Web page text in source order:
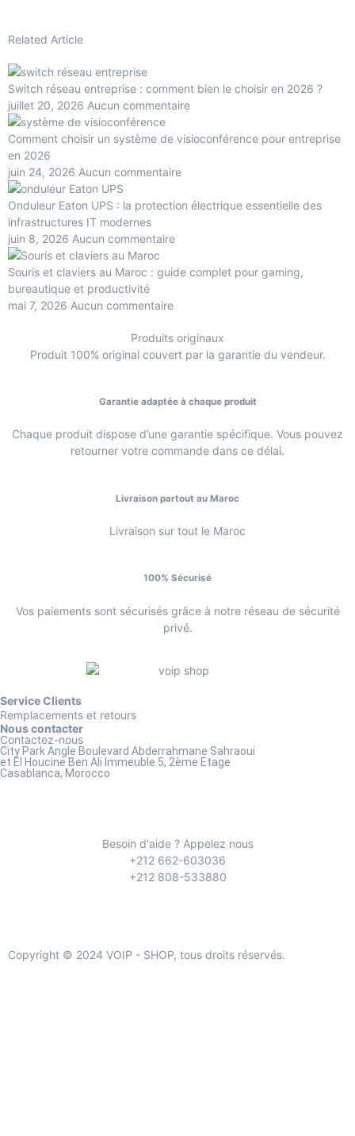
Related Article
Switch réseau entreprise : comment bien le choisir en 2026 ?
juillet 20, 2026 Aucun commentaire
Comment choisir un système de visioconférence pour entreprise
en 2026
juin 24, 2026 Aucun commentaire
Onduleur Eaton UPS : la protection électrique essentielle des
infrastructures IT modernes
juin 8, 2026 Aucun commentaire
Souris et claviers au Maroc : guide complet pour gaming,
bureautique et productivité
mai 7, 2026 Aucun commentaire
Produits originaux
Produit 100% original couvert par la garantie du vendeur.
Garantie adaptée à chaque produit
Chaque produit dispose d’une garantie spécifique. Vous pouvez
retourner votre commande dans ce délai.
Livraison partout au Maroc
Livraison sur tout le Maroc
100% Sécurisé
Vos paiements sont sécurisés grâce à notre réseau de sécurité
privé.
Service Clients
Remplacements et retours
Nous contacter
Contactez-nous
City Park Angle Boulevard Abderrahmane Sahraoui
et El Houcine Ben Ali Immeuble 5, 2ème Etage
Casablanca, Morocco
Besoin d'aide ? Appelez nous
+212 662-603036
+212 808-533880
Copyright © 2024 VOIP - SHOP, tous droits réservés.